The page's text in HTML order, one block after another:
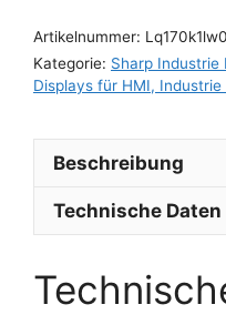
Artikelnummer:
Kategorie: Sharp Industrie
Displays für HMI,
Beschreibung
Technische Daten